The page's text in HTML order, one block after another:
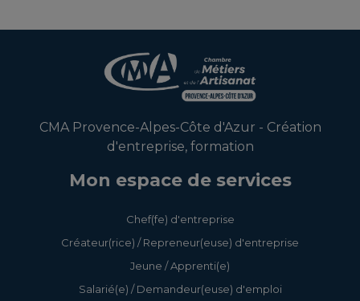
CMA Provence-Alpes-Côte d'Azur - Création
d'entreprise, formation
Mon espace de services
Chef(fe) d'entreprise
Créateur(rice) / Repreneur(euse) d'entreprise
Jeune / Apprenti(e)
Salarié(e) / Demandeur(euse) d'emploi